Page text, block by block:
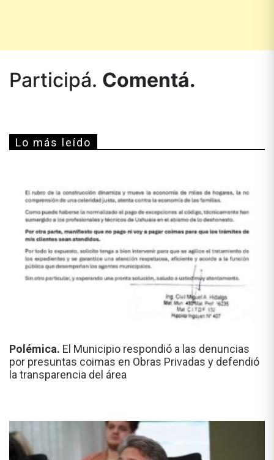
Participá. Comentá.
Lo más leído
Polémica. El Municipio respondió a las denuncias
por presuntas coimas en Obras Privadas y defendió
la transparencia del área